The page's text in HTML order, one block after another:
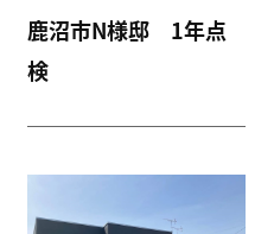
鹿沼市N様邸 1年点
検